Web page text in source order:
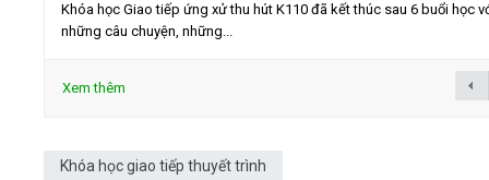
Khóa học Giao tiếp ứng xử thu hút K110 đã kết thúc sau 6 buổi học
những câu chuyện, những...
Xem thêm
Khóa học giao tiếp thuyết trình